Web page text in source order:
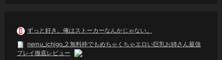
ずっと好き。俺はストーカーなんかじゃない。
nemu_ichigo_2 無料枠でもめちゃくちゃエロい巨乳お姉さん最強
プレイ徹底レビュー